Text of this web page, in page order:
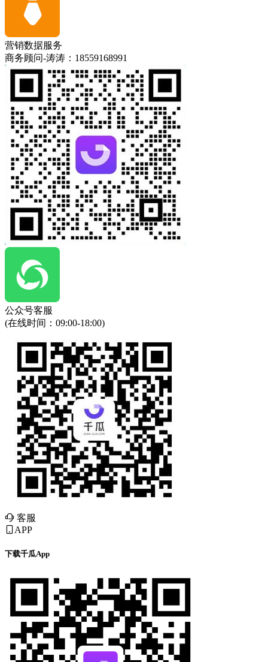
营销数据服务
商务顾问-涛涛：18559168991
公众号客服
(在线时间： 09:00-18:00)
客服
APP
下载千瓜App